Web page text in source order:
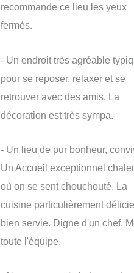
recommande ce lieu les yeux
fermés.
- Un endroit très agréable
pour se reposer, relaxer et se
retrouver avec des amis. La
décoration est très sympa.
- Un lieu de pur bonheur,
Un Accueil exceptionnel
où on se sent chouchouté. La
cuisine particulièrement
bien servie. Digne d'un chef.
toute l'équipe.